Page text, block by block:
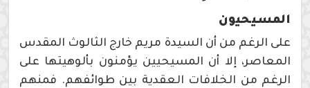
المسيحيون
على الرغم من أن السيدة مريم خارج الثالوث المقدس
المعاصر، إلا أن المسيحيين يؤمنون بألوهيتها على
الرغم من الخلافات العقدية بين طوائفهم. فمنهم